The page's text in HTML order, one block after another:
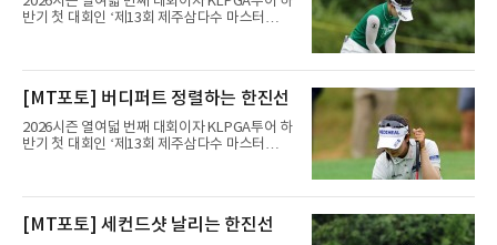
반기 첫 대회인 ‘제13회 제주삼다수 마스터
트(파72/6,767야드)에서 열리고 있다.8일 현재
3라운드 경기가 펼쳐지고 있다.정지효가 1번 홀
에서 경기하고 있다.
[MT포토] 버디퍼트 정렬하는 한진선
2026시즌 열여덟 번째 대회이자 KLPGA투어 하
반기 첫 대회인 ‘제13회 제주삼다수 마스터
트(파72/6,767야드)에서 열리고 있다.8일 현재
3라운드 경기가 펼쳐지고 있다.한진선이 1번 홀
에서 경기하고 있다.
[MT포토] 세컨드샷 날리는 한진선